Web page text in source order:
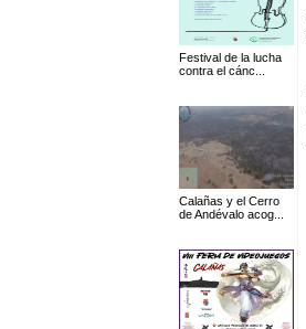
Festival de la lucha
contra el cánc...
Calañas y el Cerro
de Andévalo acog...